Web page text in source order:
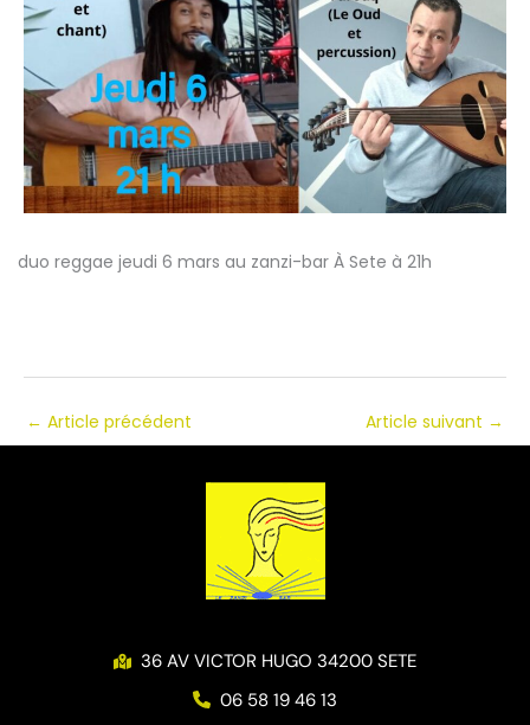
duo reggae jeudi 6 mars au zanzi-bar À Sete à 21h
← Article précédent Article suivant →
36 AV VICTOR HUGO 34200 SETE
06 58 19 46 13